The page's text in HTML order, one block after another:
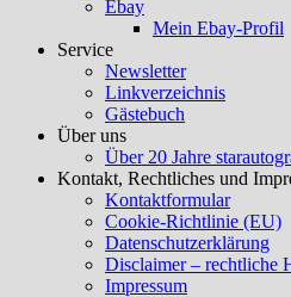
Ebay
Mein Ebay-Profil
Service
Newsletter
Linkverzeichnis
Gästebuch
Über uns
Über 20 Jahre
Kontakt, Rechtliches und
Kontaktformular
Cookie-Richtlinie (EU)
Datenschutzerklärung
Disclaimer – rechtliche
Impressum